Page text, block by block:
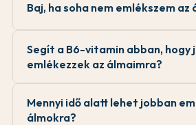
Baj, ha soha nem emlékszem az
Segít a B6-vitamin abban, hogy
emlékezzek az álmaimra?
Mennyi idő alatt lehet jobban
álmokra?